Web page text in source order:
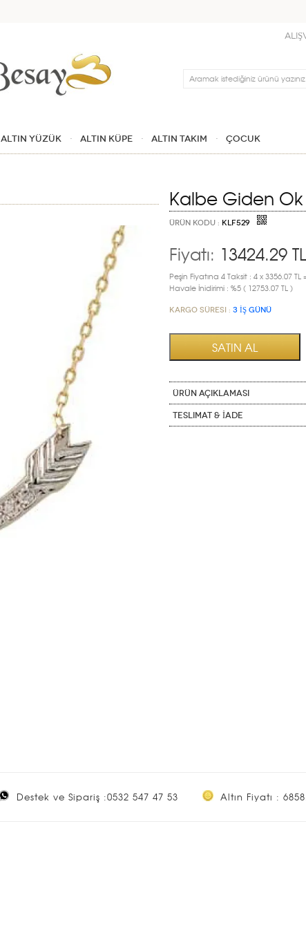
Ara
ALTIN YÜZÜK ALTIN KÜPE ALTIN TAKIM ÇOCUK
Kalbe Giden Ok
ÜRÜN KODU : KLF529
Fiyatı: 13424.29 TL
Peşin Fiyatına 4 Taksit : 4 x 3356.07 TL
Havale İnidirimi : %5 ( 12753.07 TL )
Kargo Süresi : 3 İŞ GÜNÜ
ÜRÜN AÇIKLAMASI
Teslimat & İade
Destek ve Sipariş :0532 547 47 53 Altın Fiyatı :